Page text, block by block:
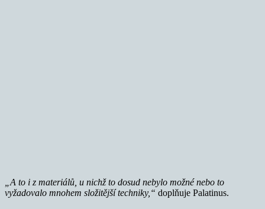
„A to i z materiálů, u nichž to dosud nebylo možné nebo to
vyžadovalo mnohem složitější techniky,“ doplňuje Palatinus.